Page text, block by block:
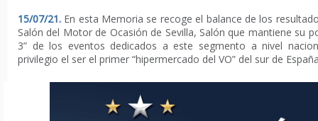
15/07/21. En esta Memoria se recoge el balance de los
Salón del Motor de Ocasión de Sevilla, Salón que mantiene su
3” de los eventos dedicados a este segmento a nivel
privilegio el ser el primer “hipermercado del VO” del sur de